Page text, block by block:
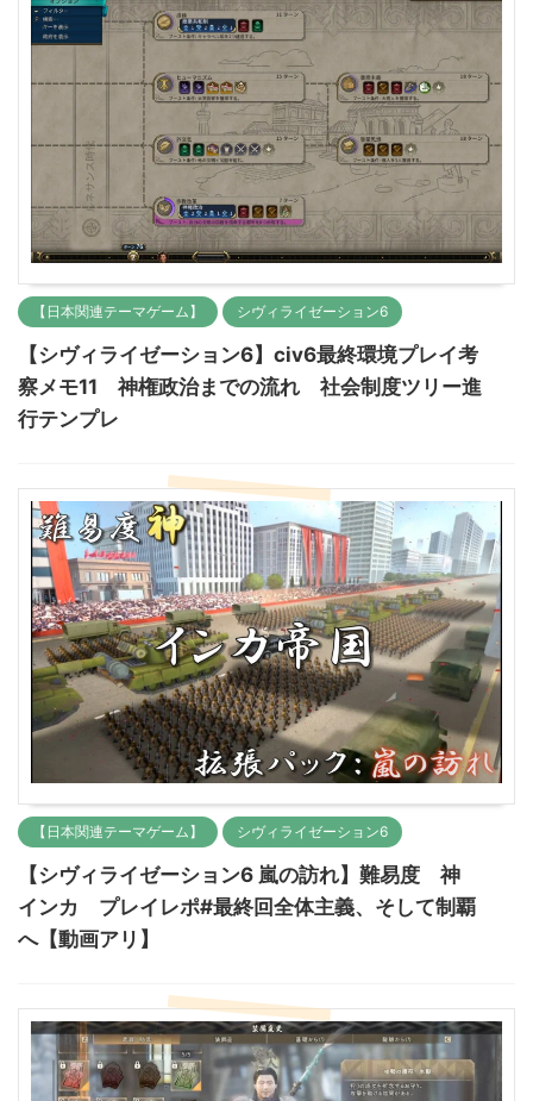
【日本関連テーマゲーム】 シヴィライゼーション6
【シヴィライゼーション6】civ6最終環境プレイ考
察メモ11 神権政治までの流れ 社会制度ツリー進
行テンプレ
【日本関連テーマゲーム】 シヴィライゼーション6
【シヴィライゼーション6 嵐の訪れ】難易度 神
インカ プレイレポ#最終回全体主義、そして制覇
へ【動画アリ】